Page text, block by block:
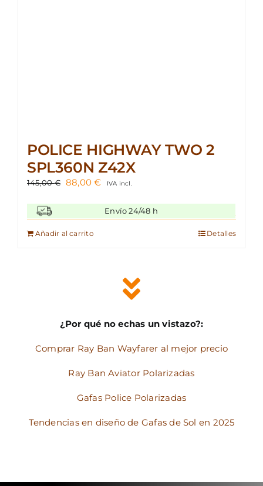
POLICE HIGHWAY TWO 2
SPL360N Z42X
145,00€ El
original
era:
145,00 €.
88,00€ El
actual
es:
IVA incl.
Envío 24/48 h
Añadir al carrito Detalles
¿Por qué no echas un vistazo?:
Comprar Ray Ban Wayfarer al mejor precio
Ray Ban Aviator Polarizadas
Gafas Police Polarizadas
Tendencias en diseño de Gafas de Sol en 2025